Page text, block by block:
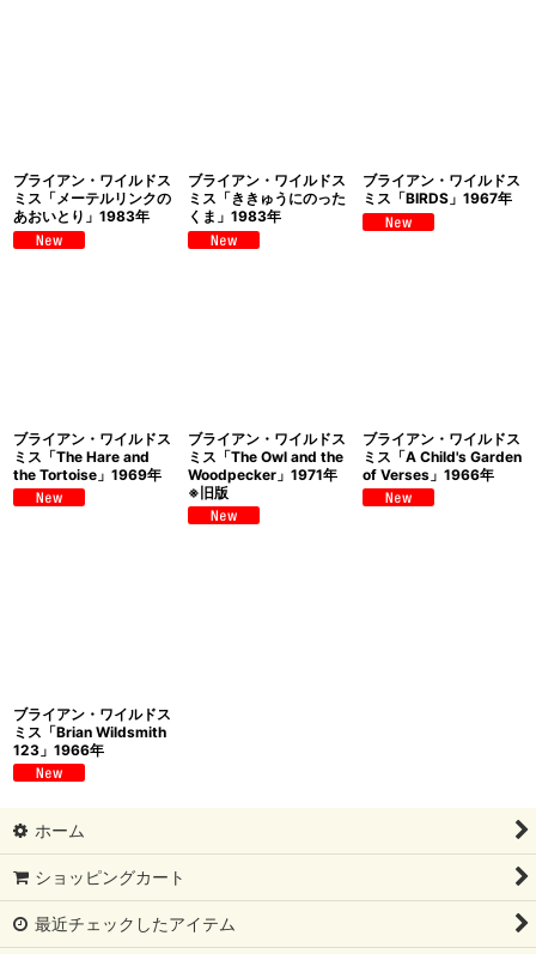
ブライアン・ワイルドス
ミス「メーテルリンクの
あおいとり」1983年
ブライアン・ワイルドス
ミス「ききゅうにのった
くま」1983年
ブライアン・ワイルドス
ミス「BIRDS」1967年
ブライアン・ワイルドス
ミス「The Hare and
the Tortoise」1969年
ブライアン・ワイルドス
ミス「The Owl and the
Woodpecker」1971年
※旧版
ブライアン・ワイルドス
ミス「A Child's Garden
of Verses」1966年
ブライアン・ワイルドス
ミス「Brian Wildsmith
123」1966年
ホーム
ショッピングカート
最近チェックしたアイテム